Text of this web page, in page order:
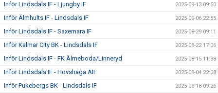
Inför Lindsdals IF - Ljungby IF 2025-09-13 09:50
Inför Älmhults IF - Lindsdals IF 2025-09-06 22:55
Inför Lindsdals IF - Saxemara IF 2025-08-29 09:11
Inför Kalmar City BK - Lindsdals IF 2025-08-22 17:06
Inför Lindsdals IF - FK Älmeboda/Linneryd 2025-08-15 11:38
Inför Lindsdals IF - Hovshaga AIF 2025-08-04 22:08
Inför Pukebergs BK - Lindsdals IF 2025-06-18 09:26